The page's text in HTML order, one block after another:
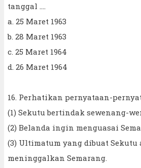
tanggal ....
a. 25 Maret 1963
b. 28 Maret 1963
c. 25 Maret 1964
d. 26 Maret 1964
16. Perhatikan pernyataan-
(1) Sekutu bertindak sewenang-
(2) Belanda ingin menguasai
(3) Ultimatum yang dibuat Sekutu
meninggalkan Semarang.